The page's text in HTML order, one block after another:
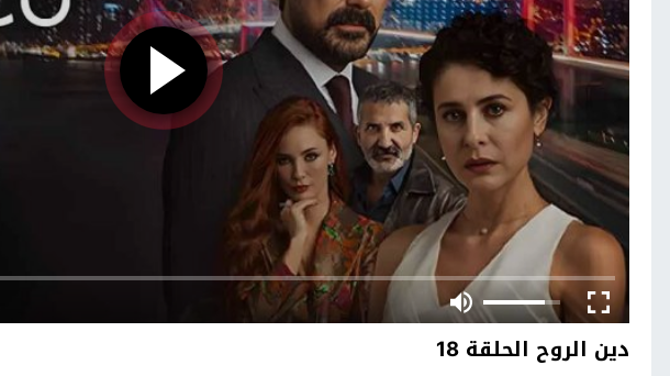
دين الروح الحلقة 18